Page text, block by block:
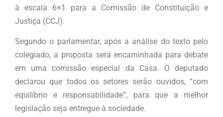
à escala 6×1 para a Comissão de Constituição e
Justiça (CCJ).
Segundo o parlamentar, após a análise do texto pelo
colegiado, a proposta será encaminhada para debate
em uma comissão especial da Casa. O deputado
declarou que todos os setores serão ouvidos, “com
equilíbrio e responsabilidade”, para que a melhor
legislação seja entregue à sociedade.